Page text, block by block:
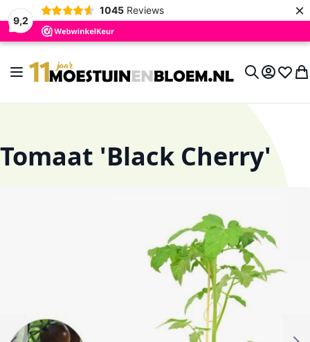
9,2
1045 Reviews ×
Toggle Nav
Account
Tomaat 'Black Cherry'